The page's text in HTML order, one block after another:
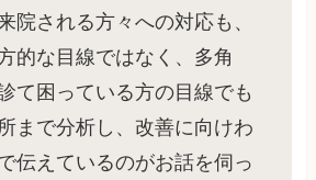
院される方々への対応も、
的な目線ではなく、多角
て困っている方の目線でも
まで分析し、改善に向けわ
伝えているのがお話を伺っ